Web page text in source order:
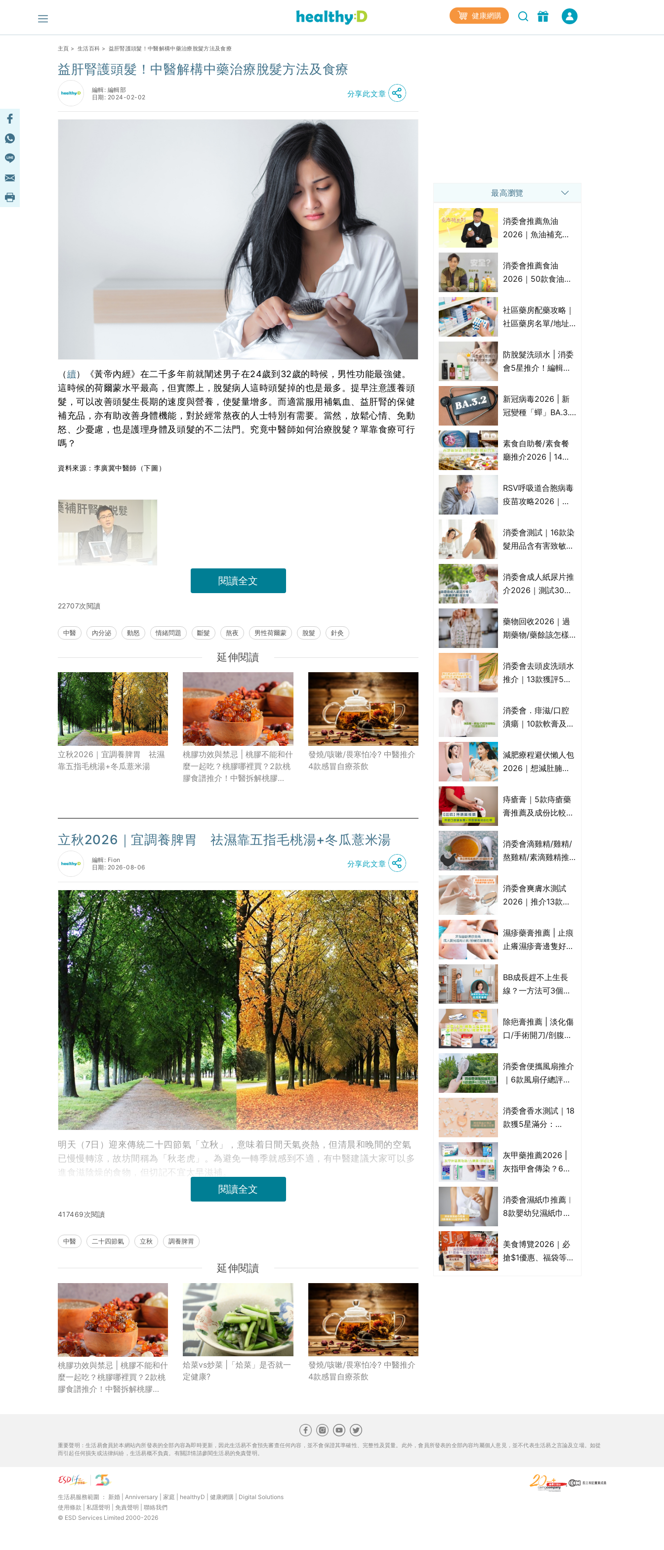
健康網購
主頁 > 生活百科 > 益肝腎護頭髮！中醫解構中藥治療脫髮方法及食療
益肝腎護頭髮！中醫解構中藥治療脫髮方法及食療
編輯: 編輯部
日期: 2024-02-02
分享此文章
（續）《黃帝內經》在二千多年前就闡述男子在24歲到32歲的時候，男性功能最強健。
這時候的荷爾蒙水平最高，但實際上，脫髮病人這時頭髮掉的也是最多。提早注意護養頭
髮，可以改善頭髮生長期的速度與營養，使髮量增多。而適當服用補氣血、益肝腎的保健
補充品，亦有助改善身體機能，對於經常熬夜的人士特別有需要。當然，放鬆心情、免動
怒、少憂慮，也是護理身體及頭髮的不二法門。究竟中醫師如何治療脫髮？單靠食療可行
嗎？
資料來源：李廣冀中醫師（下圖）
閱讀全文
22707次閱讀
中醫 內分泌 動怒 情緒問題 斷髮 熬夜 男性荷爾蒙 脫髮 針灸
延伸閱讀
立秋2026｜宜調養脾胃 祛濕
靠五指毛桃湯+冬瓜薏米湯
桃膠功效與禁忌 | 桃膠不能和什
麼一起吃？桃膠哪裡買？2款桃
膠食譜推介！中醫拆解桃膠
發燒/咳嗽/畏寒怕冷? 中醫推介
4款感冒自療茶飲
立秋2026｜宜調養脾胃 祛濕靠五指毛桃湯+冬瓜薏米湯
編輯: Fion
日期: 2026-08-06
分享此文章
明天（7日）迎來傳統二十四節氣「立秋」，意味着日間天氣炎熱，但清晨和晚間的空氣
已慢慢轉涼，故坊間稱為「秋老虎」。為避免一轉季就感到不適，有中醫建議大家可以多
進食滋陰燥的食物，但切記不宜太早滋補。
閱讀全文
417469次閱讀
中醫 二十四節氣 立秋 調養脾胃
延伸閱讀
桃膠功效與禁忌 | 桃膠不能和什
麼一起吃？桃膠哪裡買？2款桃
膠食譜推介！中醫拆解桃膠
烚菜vs炒菜 |「烚菜」是否就一
定健康?
發燒/咳嗽/畏寒怕冷? 中醫推介
4款感冒自療茶飲
最高瀏覽
消委會推薦魚油
2026｜魚油補充劑
名單｜附1款國際魚
油標準5星認證 針對
消委會推薦食油
2026｜50款食油評
物｜21款健康煮食油
總評達5星滿分名單
花籽油/花生油等)
社區藥房配藥攻略｜
社區藥房名單/地址/
法一覽表｜社區藥房
是甚麼？可以申請藥
防脫髮洗頭水 | 消委
會5星推介！編輯加
比較：位元堂、呂、
PANTOGAR、純素
新冠病毒2026 | 新
冠變種「蟬」BA.3.2
播、風險與預防方法
一文睇
素食自助餐/素食餐
廳推介2026 | 14間
中式/印度/東南亞/港
式/Fusion素食齋菜
RSV呼吸道合胞病毒
疫苗攻略2026｜
高危？RSV疫苗價錢
比較、打針後反應處
消委會測試｜16款染
髮用品含有害致敏物
介!50惠、Return回
本、Furnte、Rerise
消委會成人紙尿片推
介2026｜測試30款
滲墊防漏表現/回滲/
化學物質檢測等｜5
藥物回收2026｜過
期藥物/藥餘該怎樣
地點一覽｜屈臣氏、
萬寧、首衛、綠領行
消委會去頭皮洗頭水
推介｜13款獲評5星
KLORANE、沙宣、
呂、LUX等上榜｜4
消委會．痱滋/口腔
潰瘍｜10款軟膏及啫
屬處方藥物？有哪些
受關注成分？｜必知
減肥療程避伏懶人包
2026｜想減肚腩但
VS不良黑店5大手法
對比｜SLIMTONE減
痔瘡膏｜5款痔瘡藥
膏推薦及成份比較
有效紓緩痔瘡疼痛痕
癢｜附痔瘡成因及病
消委會滴雞精/雞精/
熬雞精/素滴雞精推
款含致癌物 9款總評
達5星滿分名單 屈臣
消委會爽膚水測試
2026｜推介13款總
Cetaphil、The
Ordinary、
濕疹藥膏推薦 | 止痕
止癢濕疹膏邊隻好？
膏/濕疹膏 嬰兒BB濕
疹皮膚適用！紓緩防
一覽)
BB成長趕不上生長
線？一方法可3個月
懂得把握1歲起「長
高黃金期」
除疤膏推薦 | 淡化傷
口/手術開刀/剖腹生
藥膏/除疤筆/除疤貼
比較（消委會教揀選
消委會便攜風扇推介
｜6款風扇仔總評達
品 MUJI、
Francfranc、
消委會香水測試｜18
款獲5星滿分：
ARMANI、Marks &
Spencer、CHANEL
灰甲藥推薦2026 |
灰指甲會傳染？6款
膏/抗甲癬油劑的功
效/價格比較：羅霉
消委會濕紙巾推薦︱
8款嬰幼兒濕紙巾獲
屈臣氏watsons、強
生Johnson's等｜測
美食博覽2026｜必
搶$1優惠、福袋等精
重要聲明：生活易會員於本網站內所發表的全部內容為即時更新，因此生活易不會預先審查任何內容，並不會保證其準確性、完整性及質量。此外，會員所發表的全部內容均屬個人意見，並不代表生活易之言論及立場。如從
而引起任何損失或法律糾紛，生活易概不負責。有關詳情請參閱生活易的免責聲明。
生活易服務範圍 ： 新婚 Anniversary 家庭 healthyD 健康網購
Digital Solutions
使用條款
私隱聲明 免責聲明
聯絡我們
© ESD Services Limited 2000-2026